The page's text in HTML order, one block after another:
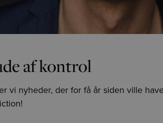
af kontrol
vi nyheder, der for få år siden ville